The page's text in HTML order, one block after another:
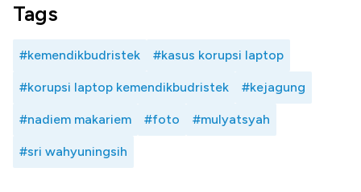
Tags
#kemendikbudristek #kasus korupsi laptop
#korupsi laptop kemendikbudristek #kejagung
#nadiem makariem #foto #mulyatsyah
#sri wahyuningsih